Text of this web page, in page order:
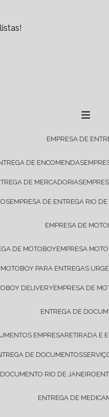
EMPRESA DE
DE ENCOMENDAS
DE MERCADORIAS
EMPRESA DE ENTREGA RIO
EMPRESA DE
DE MOTOBOY EMPRESA
MOTOBOY PARA ENTREGAS
DELIVERY EMPRESA DE
ENTREGA DE
EMPRESA RETIRADA E
DE DOCUMENTOS
DOCUMENTO RIO DE JANEIRO
ENTREGA DE